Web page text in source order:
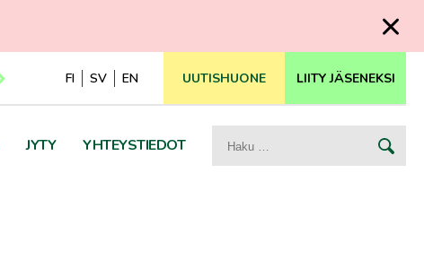
FI SV EN UUTISHUONE LIITY JÄSENEKSI
JYTY YHTEYSTIEDOT Haku: